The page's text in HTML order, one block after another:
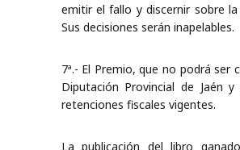
emitir el fallo y discernir sobre
Sus decisiones serán inapelables.
7ª.- El Premio, que no podrá
Diputación Provincial de Jaén
retenciones fiscales vigentes.
La publicación del libro